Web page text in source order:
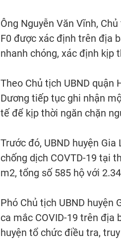
Ông Nguyễn Văn Vĩnh,
F0 được xác định trên địa
nhanh chóng, xác định kịp
Theo Chủ tịch UBND quận
Dương tiếp tục ghi nhận
tế để kịp thời ngăn chặn
Trước đó, UBND huyện
chống dịch COVTD-19 tại
m2, tổng số 585 hộ với
Phó Chủ tịch UBND
ca mắc COVID-19 trên địa
huyện tổ chức điều tra,